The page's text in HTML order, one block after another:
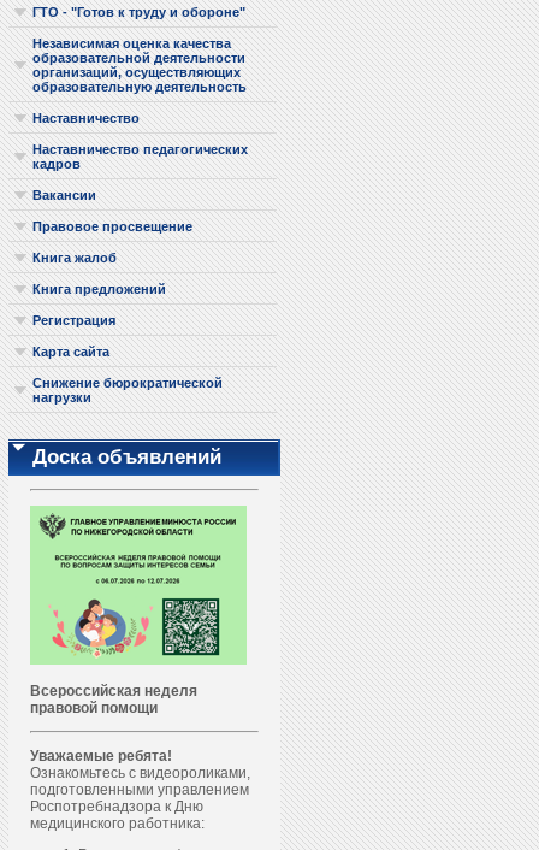
ГТО - "Готов к труду и обороне"
Независимая оценка качества
образовательной деятельности
организаций, осуществляющих
образовательную деятельность
Наставничество
Наставничество педагогических
кадров
Вакансии
Правовое просвещение
Книга жалоб
Книга предложений
Регистрация
Карта сайта
Снижение бюрократической
нагрузки
Доска объявлений
Всероссийская неделя
правовой помощи
Уважаемые ребята!
Ознакомьтесь с видеороликами,
подготовленными управлением
Роспотребнадзора к Дню
медицинского работника: